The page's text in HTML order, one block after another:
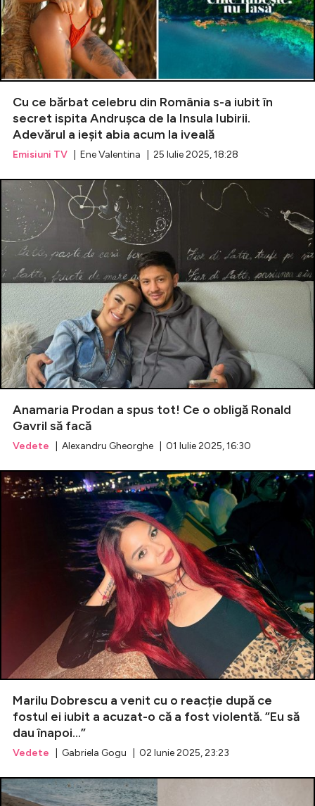
Cu ce bărbat celebru din România s-a iubit în
secret ispita Andrușca de la Insula Iubirii.
Adevărul a ieșit abia acum la iveală
Emisiuni TV | Ene Valentina | 25 Iulie 2025, 18:28
Anamaria Prodan a spus tot! Ce o obligă Ronald
Gavril să facă
Vedete | Alexandru Gheorghe | 01 Iulie 2025, 16:30
Marilu Dobrescu a venit cu o reacție după ce
fostul ei iubit a acuzat-o că a fost violentă. ”Eu să
dau înapoi...”
Vedete | Gabriela Gogu | 02 Iunie 2025, 23:23